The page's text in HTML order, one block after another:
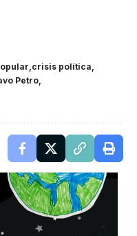
crisis política
Petro